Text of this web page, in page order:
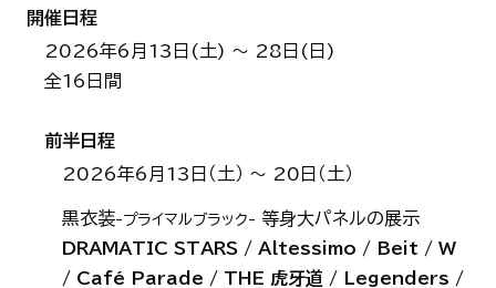
開催日程
2026年6月13日(土) ～ 28日(日)
全16日間
前半日程
2026年6月13日（土） ～ 20日（土）
黒衣装-プライマルブラック- 等身大パネルの展示
DRAMATIC STARS / Altessimo / Beit / W
/ Café Parade / THE 虎牙道 / Legenders /